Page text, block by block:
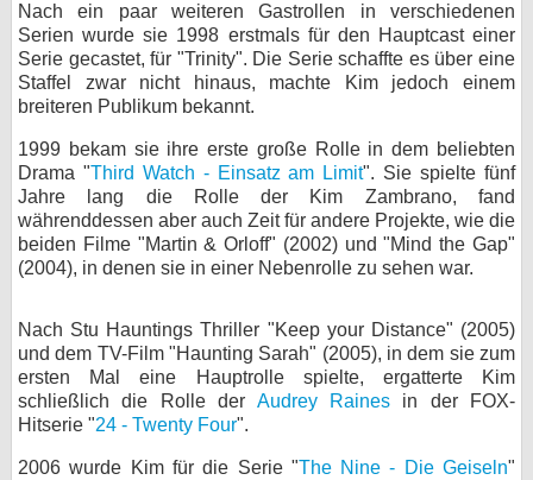
Nach ein paar weiteren Gastrollen in verschiedenen
Serien wurde sie 1998 erstmals für den Hauptcast einer
Serie gecastet, für "Trinity". Die Serie schaffte es über eine
Staffel zwar nicht hinaus, machte Kim jedoch einem
breiteren Publikum bekannt.
1999 bekam sie ihre erste große Rolle in dem beliebten
Drama "Third Watch - Einsatz am Limit". Sie spielte fünf
Jahre lang die Rolle der Kim Zambrano, fand
währenddessen aber auch Zeit für andere Projekte, wie die
beiden Filme "Martin & Orloff" (2002) und "Mind the Gap"
(2004), in denen sie in einer Nebenrolle zu sehen war.
Nach Stu Hauntings Thriller "Keep your Distance" (2005)
und dem TV-Film "Haunting Sarah" (2005), in dem sie zum
ersten Mal eine Hauptrolle spielte, ergatterte Kim
schließlich die Rolle der Audrey Rainesin der FOX-
Hitserie "24 - Twenty Four".
2006 wurde Kim für die Serie "The Nine - Die Geiseln"
Cookie-Einstellungen
Impressum
Desktop-Ansicht
myFanbase